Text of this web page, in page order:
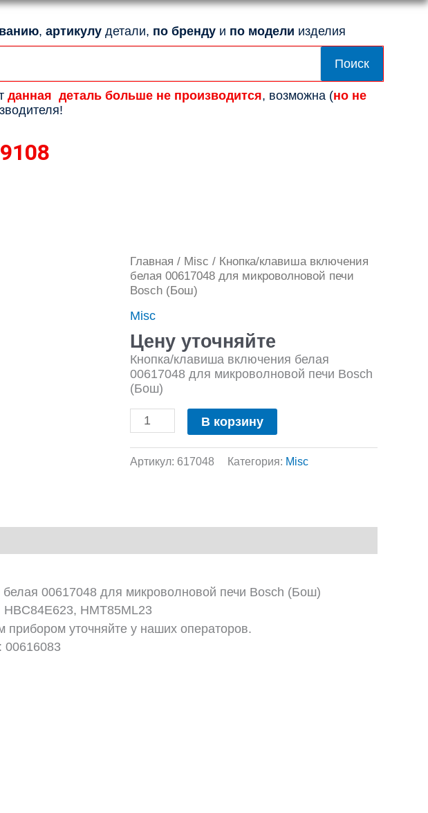
, артикулу детали, по бренду и по модели изделия
Поиск
данная деталь больше не производится, возможна (но не
Главная / Misc / Кнопка/клавиша включения
белая 00617048 для микроволновой печи
Bosch (Бош)
Misc
Цену уточняйте
Кнопка/клавиша включения белая
00617048 для микроволновой печи Bosch
(Бош)
Количество
товара
Кнопка/
включения
белая
00617048
для
микроволновой
печи
Bosch
(Бош)
В корзину
Артикул: 617048 Категория: Misc
00617048 для микроволновой печи Bosch (Бош)
HMT85ML23
прибором уточняйте у наших операторов.
00616083